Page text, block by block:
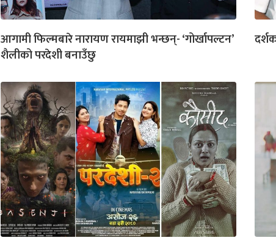
आगामी फिल्मबारे नारायण रायमाझी भन्छन्- ‘गोर्खापल्टन’
शैलीको परदेशी बनाउँछु